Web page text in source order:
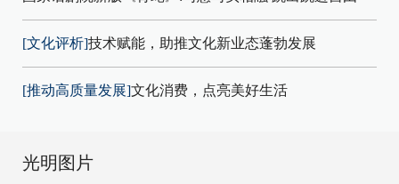
[文化评析]技术赋能，助推文化新业态蓬勃发展
[推动高质量发展]文化消费，点亮美好生活
光明图片